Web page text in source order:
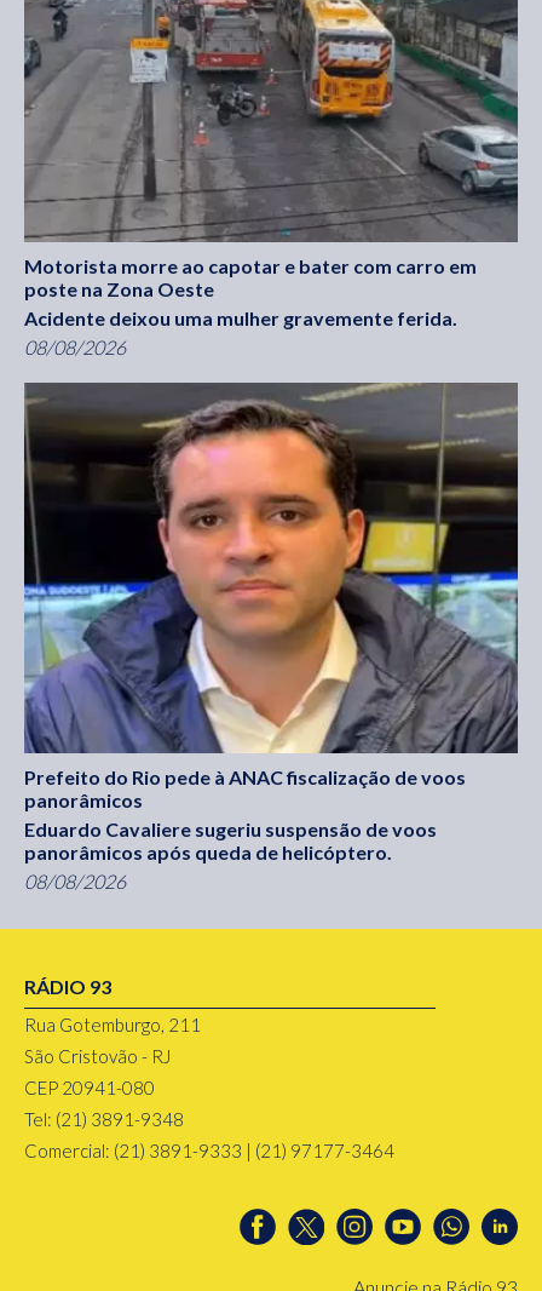
Motorista morre ao capotar e bater com carro em
poste na Zona Oeste
Acidente deixou uma mulher gravemente ferida.
08/08/2026
Prefeito do Rio pede à ANAC fiscalização de voos
panorâmicos
Eduardo Cavaliere sugeriu suspensão de voos
panorâmicos após queda de helicóptero.
08/08/2026
RÁDIO 93
Rua Gotemburgo, 211
São Cristovão - RJ
CEP 20941-080
Tel: (21) 3891-9348
Comercial: (21) 3891-9333 | (21) 97177-3464
Anuncie na Rádio 93